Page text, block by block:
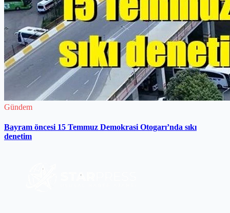
Gündem
Bayram öncesi 15 Temmuz Demokrasi Otogarı’nda sıkı
denetim